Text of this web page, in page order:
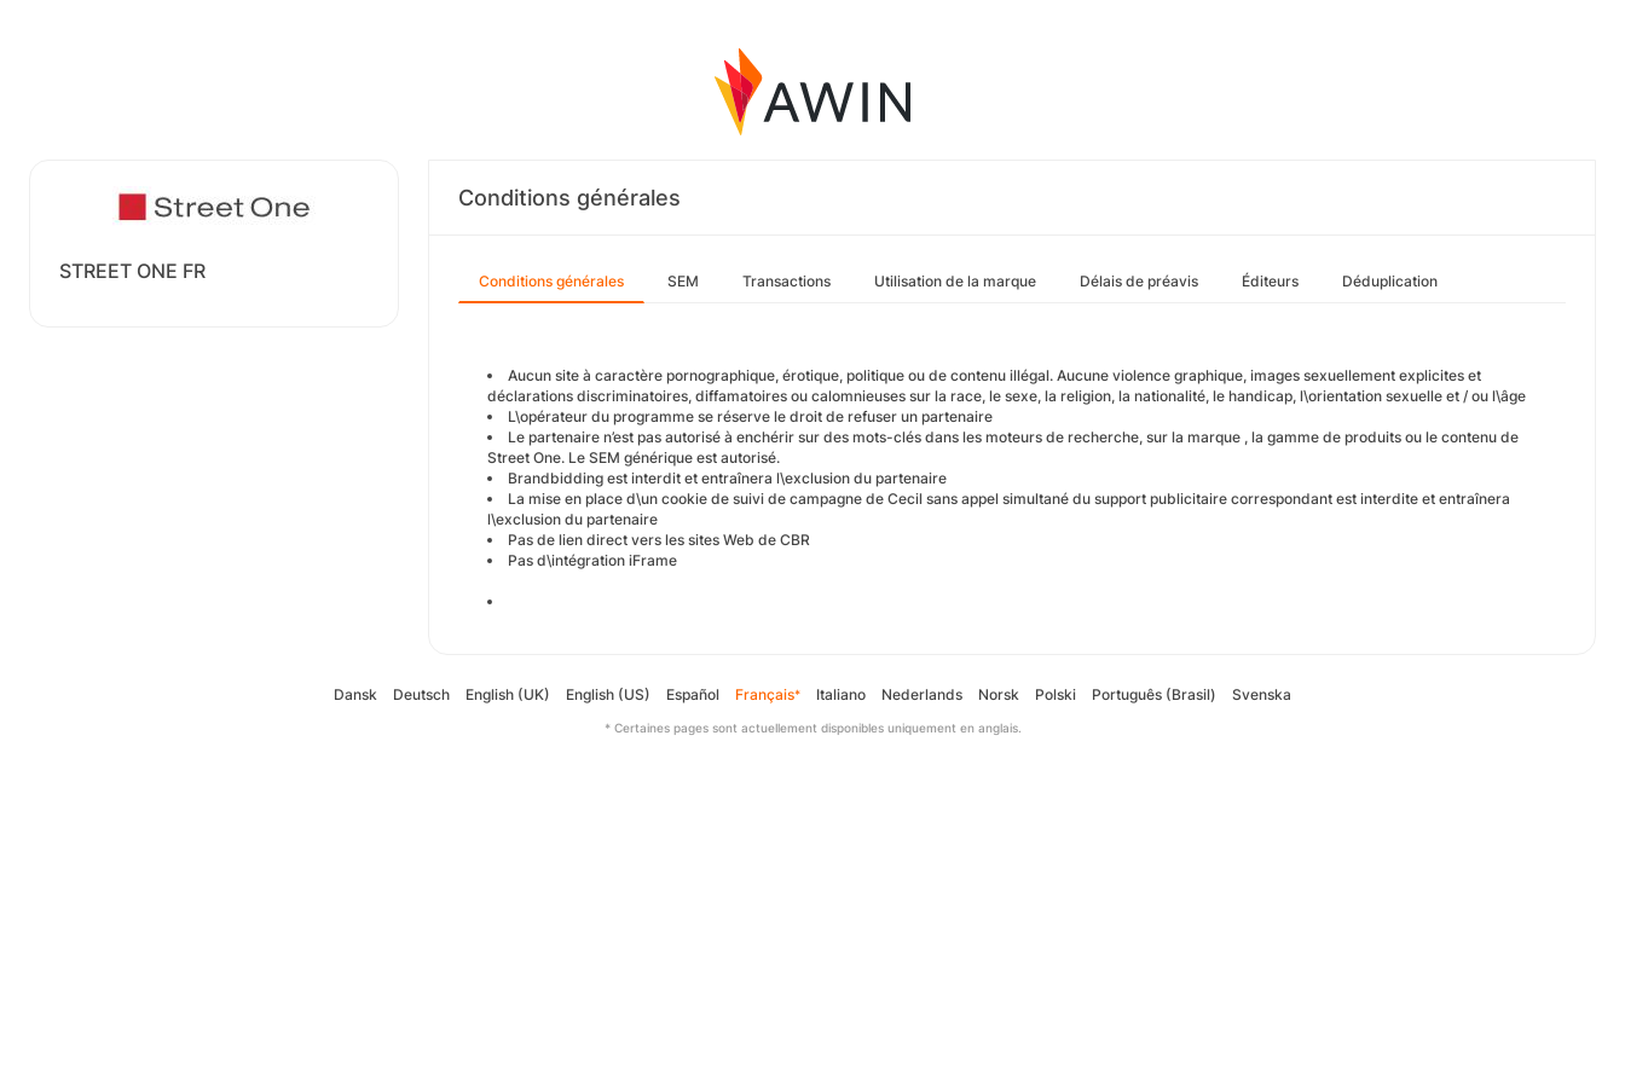
STREET ONE FR
Conditions générales
Conditions générales SEM Transactions Utilisation de la marque Délais de préavis Éditeurs Déduplication
Aucun site à caractère pornographique, érotique, politique ou de contenu illégal. Aucune violence graphique, images sexuellement explicites et
déclarations discriminatoires, diffamatoires ou calomnieuses sur la race, le sexe, la religion, la nationalité, le handicap, l\orientation sexuelle et / ou l\âge
L\opérateur du programme se réserve le droit de refuser un partenaire
Le partenaire n’est pas autorisé à enchérir sur des mots-clés dans les moteurs de recherche, sur la marque , la gamme de produits ou le contenu de
Street One. Le SEM générique est autorisé.
Brandbidding est interdit et entraînera l\exclusion du partenaire
La mise en place d\un cookie de suivi de campagne de Cecil sans appel simultané du support publicitaire correspondant est interdite et entraînera
l\exclusion du partenaire
Pas de lien direct vers les sites Web de CBR
Pas d\intégration iFrame
Dansk Deutsch English (UK) English (US) Español Français* Italiano Nederlands Norsk Polski Português (Brasil) Svenska
* Certaines pages sont actuellement disponibles uniquement en anglais.